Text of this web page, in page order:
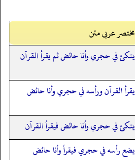
مختصر عربی متن
يتكئ في حجري وأنا حائض ثم يقرأ القرآن
يقرأ القرآن ورأسه في حجري وأنا حائض
يتكئ في حجري وأنا حائض فيقرأ القرآن
يضع رأسه في حجري فيقرأ وأنا حائض